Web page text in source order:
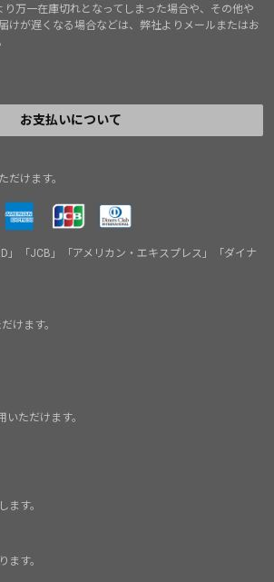
万一在庫切れとなってしまった場合や、その他や
けが遅くなる場合などは、弊社よりメールまたはお
お支払いについて
だけます。
」「JCB」「アメリカン・エキスプレス」「ダイナ
けます。
ただけます。
ます。
ます。